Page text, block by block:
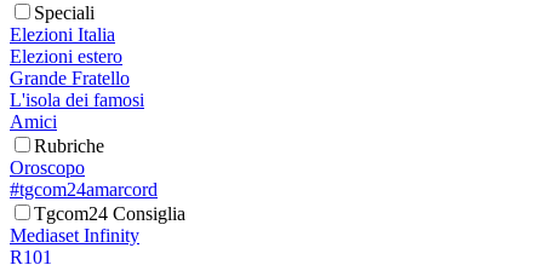
Speciali
Elezioni Italia
Elezioni estero
Grande Fratello
L'isola dei famosi
Amici
Rubriche
Oroscopo
#tgcom24amarcord
Tgcom24 Consiglia
Mediaset Infinity
R101